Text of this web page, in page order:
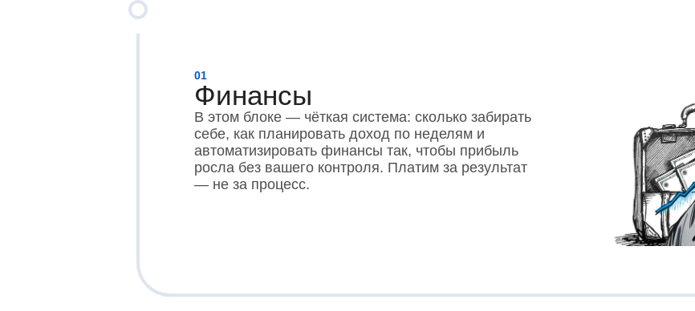
01
Финансы
В этом блоке — чёткая система: сколько забирать
себе, как планировать доход по неделям и
автоматизировать финансы так, чтобы прибыль
росла без вашего контроля. Платим за результат
— не за процесс.